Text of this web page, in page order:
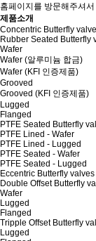
홈페이지를 방문해주셔
제품소개
Concentric Butterfly
Rubber Seated Butterfly
Wafer
Wafer (알루미늄 합금)
Wafer (KFI 인증제품)
Grooved
Grooved (KFI 인증제품)
Lugged
Flanged
PTFE Seated Butterfly
PTFE Lined - Wafer
PTFE Lined - Lugged
PTFE Seated - Wafer
PTFE Seated - Lugged
Eccentric Butterfly valves
Double Offset Butterfly
Wafer
Lugged
Flanged
Tripple Offset Butterfly
Lugged